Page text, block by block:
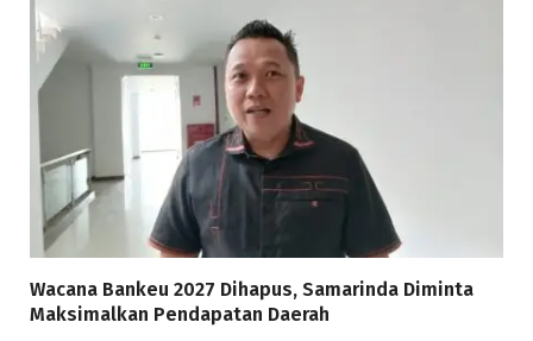
Wacana Bankeu 2027 Dihapus, Samarinda Diminta
Maksimalkan Pendapatan Daerah